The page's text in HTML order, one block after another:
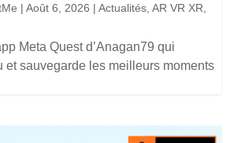
|Août 6, 2026 |Actualités,AR VR XR,
Meta Quest d’Anagan79 qui
et sauvegarde les meilleurs moments